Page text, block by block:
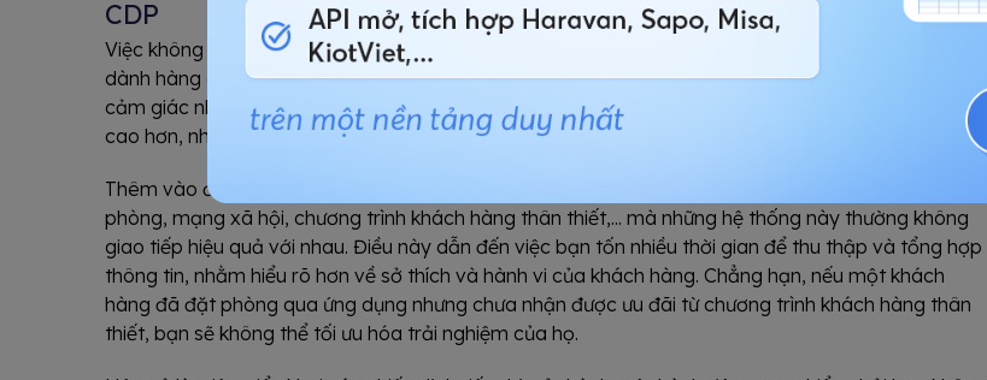
CDP
Việc không có nền tảng dữ liệu khách hàng (CDP
dành hàng giờ để phân đoạn danh sách liên lạc và tạo báo cáo thủ công. Điều này không chỉ gây
cảm giác nhàm chán mà còn làm giảm khả năng tập trung vào những nhiệm vụ mang lại giá trị
cao hơn, như phát triển chiến lược tiếp thị hiệu quả.
Thêm vào đó, dữ liệu của bạn có thể bị phân tán qua nhiều hệ thống khác nhau như công cụ đặt
phòng, mạng xã hội, chương trình khách hàng thân thiết,... mà những hệ thống này thường không
giao tiếp hiệu quả với nhau. Điều này dẫn đến việc bạn tốn nhiều thời gian để thu thập và tổng hợp
thông tin, nhằm hiểu rõ hơn về sở thích và hành vi của khách hàng. Chẳng hạn, nếu một khách
hàng đã đặt phòng qua ứng dụng nhưng chưa nhận được ưu đãi từ chương trình khách hàng thân
thiết, bạn sẽ không thể tối ưu hóa trải nghiệm của họ.